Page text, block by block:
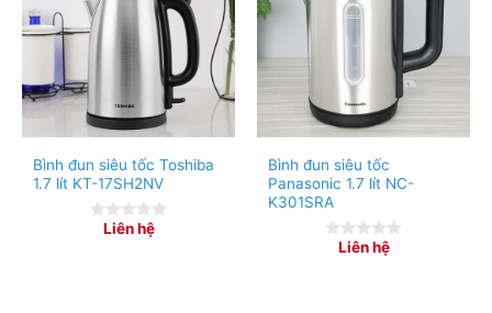
Tính năng an toàn, thông minh
An toàn tự động ngắt điện khi nước đã sôi
Ruột bình bằng thủy tinh toàn sức khỏe
Đèn Led báo máy hoạt động
Thân máy cách nhiệt, chống bỏng
Bình đun siêu tốc Toshiba
1.7 lít KT-17SH2NV
Liên hệ
Bình đun siêu tốc
Panasonic 1.7 lít NC-
K301SRA
Liên hệ